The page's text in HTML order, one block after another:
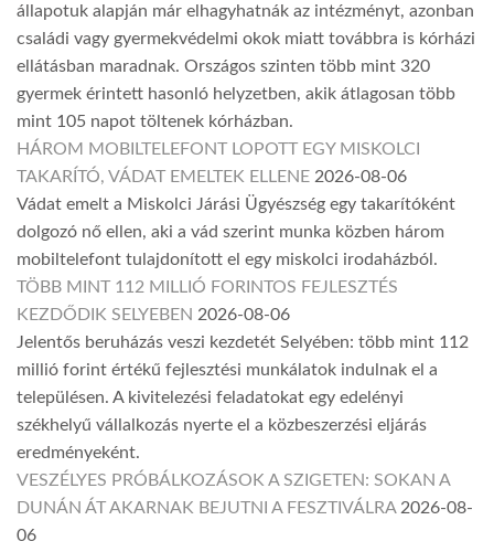
állapotuk alapján már elhagyhatnák az intézményt, azonban
családi vagy gyermekvédelmi okok miatt továbbra is kórházi
ellátásban maradnak. Országos szinten több mint 320
gyermek érintett hasonló helyzetben, akik átlagosan több
mint 105 napot töltenek kórházban.
HÁROM MOBILTELEFONT LOPOTT EGY MISKOLCI
TAKARÍTÓ, VÁDAT EMELTEK ELLENE 2026-08-06
Vádat emelt a Miskolci Járási Ügyészség egy takarítóként
dolgozó nő ellen, aki a vád szerint munka közben három
mobiltelefont tulajdonított el egy miskolci irodaházból.
TÖBB MINT 112 MILLIÓ FORINTOS FEJLESZTÉS
KEZDŐDIK SELYEBEN 2026-08-06
Jelentős beruházás veszi kezdetét Selyében: több mint 112
millió forint értékű fejlesztési munkálatok indulnak el a
településen. A kivitelezési feladatokat egy edelényi
székhelyű vállalkozás nyerte el a közbeszerzési eljárás
eredményeként.
VESZÉLYES PRÓBÁLKOZÁSOK A SZIGETEN: SOKAN A
DUNÁN ÁT AKARNAK BEJUTNI A FESZTIVÁLRA 2026-08-
06